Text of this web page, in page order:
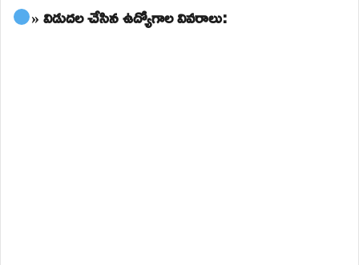
» విడుదల చేసిన ఉద్యోగాల వివరాలు: